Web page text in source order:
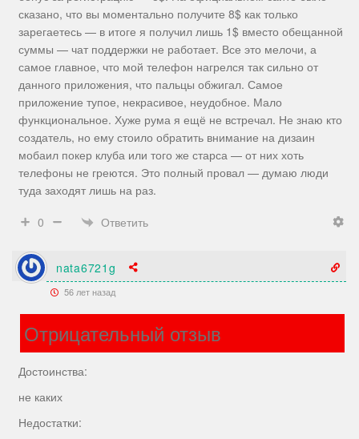
сказано, что вы моментально получите 8$ как только
зарегаетесь — в итоге я получил лишь 1$ вместо обещанной
суммы — чат поддержки не работает. Все это мелочи, а
самое главное, что мой телефон нагрелся так сильно от
данного приложения, что пальцы обжигал. Самое
приложение тупое, некрасивое, неудобное. Мало
функциональное. Хуже рума я ещё не встречал. Не знаю кто
создатель, но ему стоило обратить внимание на дизаин
мобаил покер клуба или того же старса — от них хоть
телефоны не греются. Это полный провал — думаю люди
туда заходят лишь на раз.
0
Ответить
nata6721g
56 лет назад
Отрицательный отзыв
Достоинства:
не каких
Недостатки: